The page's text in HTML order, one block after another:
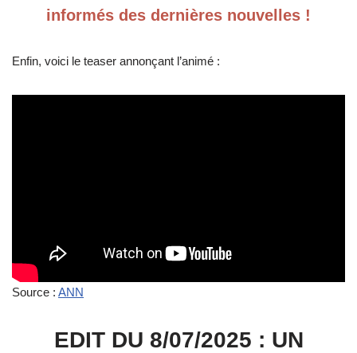
informés des dernières nouvelles !
Enfin, voici le teaser annonçant l’animé :
Source : ANN
EDIT DU 8/07/2025 : UN